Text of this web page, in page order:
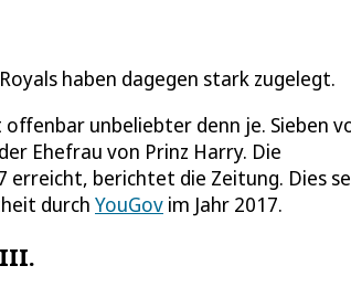
haben dagegen stark zugelegt.
offenbar unbeliebter denn je. Sieben
Ehefrau von Prinz Harry. Die
berichtet die Zeitung. Dies
durch YouGov im Jahr 2017.
III.